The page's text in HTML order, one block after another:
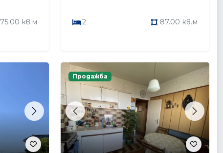
75.00 кв.м 2 87.00 кв.м
Next Previous Next
Продажба